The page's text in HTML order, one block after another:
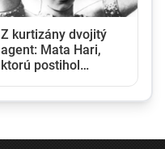
Z kurtizány dvojitý
agent: Mata Hari,
ktorú postihol